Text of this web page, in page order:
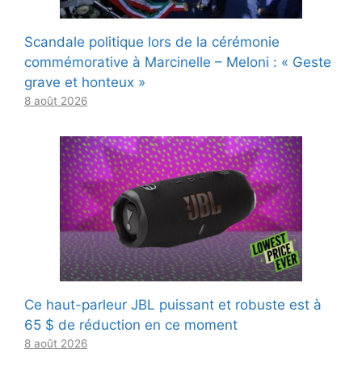
Scandale politique lors de la cérémonie
commémorative à Marcinelle – Meloni : « Geste
grave et honteux »
8 août 2026
Ce haut-parleur JBL puissant et robuste est à
65 $ de réduction en ce moment
8 août 2026